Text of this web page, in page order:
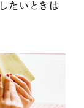
たいときは